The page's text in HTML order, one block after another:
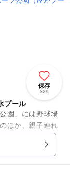
保存
329
プール
園」には野球場
ほか、親子連れ